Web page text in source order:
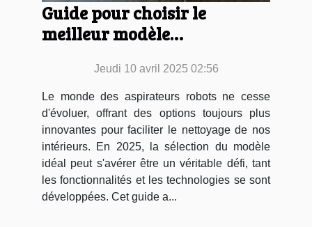
Guide pour choisir le
meilleur modèle
Jeudi 10 avril 2025 02:56
Le monde des aspirateurs robots ne cesse
d'évoluer, offrant des options toujours plus
innovantes pour faciliter le nettoyage de nos
intérieurs. En 2025, la sélection du modèle
idéal peut s'avérer être un véritable défi, tant
les fonctionnalités et les technologies se sont
développées. Cet guide a...